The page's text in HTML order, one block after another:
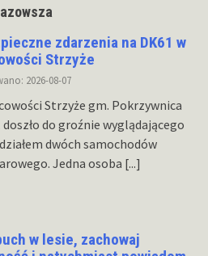
zdarzenia na DK61 w
Strzyże
2026-08-07
Strzyże gm. Pokrzywnica
doszło do groźnie wyglądającego
dwóch samochodów
Jedna osoba [...]
w lesie, zachowaj